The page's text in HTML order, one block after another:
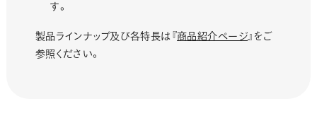
す。
製品ラインナップ及び各特長は『商品紹介ページ 』をご
参照ください。